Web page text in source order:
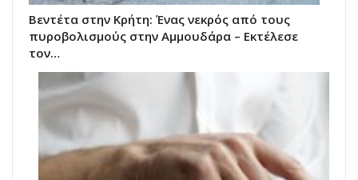
Βεντέτα στην Κρήτη: Ένας νεκρός από τους
πυροβολισμούς στην Αμμουδάρα – Εκτέλεσε
τον…